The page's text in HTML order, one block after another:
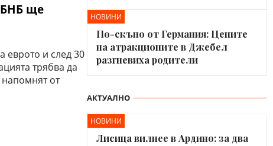
БНБ ще
еврото и след 30
трябва да
от
НОВИНИ
По-скъпо от Германия: Цените
на атракционите в Джебел
разгневиха родители
АКТУАЛНО
НОВИНИ
Лисица вилнее в Ардино: за два